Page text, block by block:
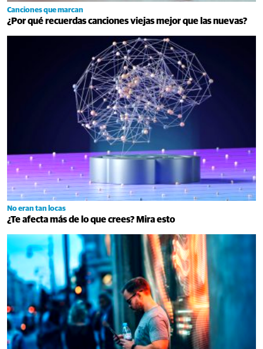
Canciones que marcan
¿Por qué recuerdas canciones viejas mejor que las nuevas?
No eran tan locas
¿Te afecta más de lo que crees? Mira esto